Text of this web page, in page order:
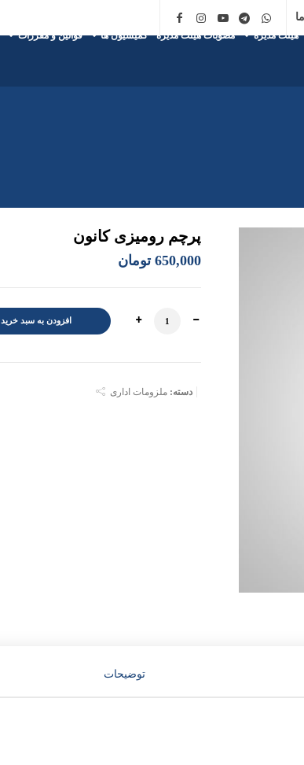
هیئت مدیره مصوبات هیئت مدیره کمیسیون ها قوانین و مقررات
پرچم رومیزی کانون
650,000 تومان
پرچم رومیزی کانون عدد افزودن به سبد خرید
دسته:ملزومات اداری
توضیحات